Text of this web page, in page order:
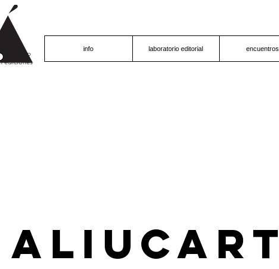
info laboratorio editorial encuentros
ALIUCART
proyecto
ediciones